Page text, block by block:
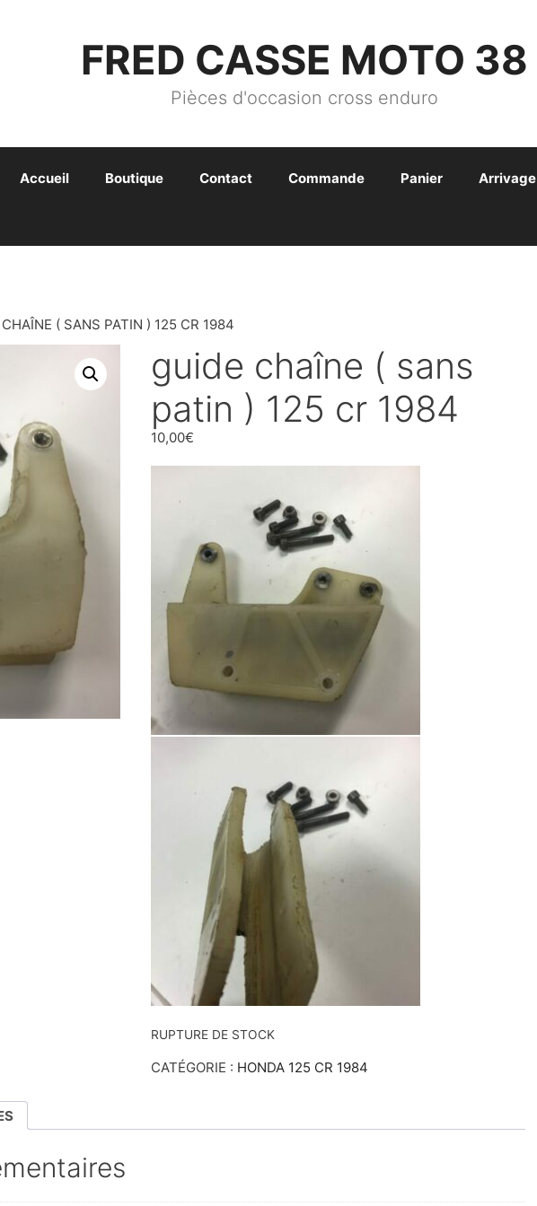
FRED CASSE MOTO 38
Pièces d'occasion cross enduro
Accueil Boutique Contact Commande Panier Arrivage
( SANS PATIN ) 125 CR 1984
guide chaîne ( sans
patin ) 125 cr 1984
10,00€
RUPTURE DE STOCK
CATÉGORIE : HONDA 125 CR 1984